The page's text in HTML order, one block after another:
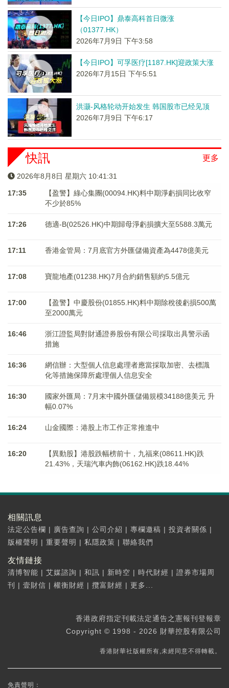
【今日IPO】鼎泰高科首日微涨
（01377.HK）
2026年7月9日 下午3:58
【今日IPO】可孚医疗[1187.HK]迎政策大涨
2026年7月15日 下午5:51
洪灏-风格轮动开始发生 韩国股市已经见顶
2026年7月9日 下午6:17
更多
快訊
2026年8月8日 星期六 10:41:31
17:35
【盈警】綠心集團(00094.HK)料中期淨虧損同比收窄
不少於85%
17:26 德適-B(02526.HK)中期歸母淨虧損擴大至5588.3萬元
17:11 香港金管局：7月底官方外匯儲備資產為4478億美元
17:08 寶龍地產(01238.HK)7月合約銷售額約5.5億元
17:00
【盈警】中慶股份(01855.HK)料中期除稅後虧損500萬
至2000萬元
16:46
浙江證監局對財通證券股份有限公司採取出具警示函
措施
16:36
網信辦：大型個人信息處理者應當採取加密、去標識
化等措施保障所處理個人信息安全
16:30
國家外匯局：7月末中國外匯儲備規模34188億美元 升
幅0.07%
16:24 山金國際：港股上市工作正常推進中
16:20
【異動股】港股跌幅榜前十，九福來(08611.HK)跌
21.43%，天瑞汽車内飾(06162.HK)跌18.44%
相關訊息
法定公告欄 | 廣告查詢 | 公司介紹 | 專欄邀稿 | 投資者關係 |
版權聲明 | 重要聲明 | 私隱政策 | 聯絡我們
友情鏈接
清博智能 | 艾媒諮詢 | 和訊 | 新時空 | 時代財經 | 證券市場周
刊
| 壹財信 | 權衡財經 | 攬富財經 | 更多...
香港政府指定刊載法定通告之憲報刊登報章
Copyright © 1998 - 2026 財華控股有限公司
香港財華社版權所有,未經同意不得轉載。
免責聲明：